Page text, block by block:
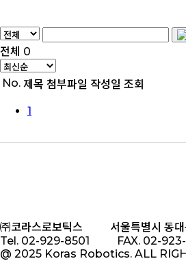
전체 0
No. 제목 첨부파일 작성일 조회
1
㈜코라스로보틱스
서울특별시 동
Tel. 02-929-8501
FAX. 02-
@ 2025 Koras Robotics. ALL